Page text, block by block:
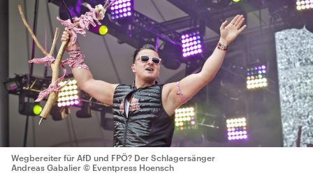
Wegbereiter für AfD und FPÖ? Der Schlagersänger
Andreas Gabalier © Eventpress Hoensch